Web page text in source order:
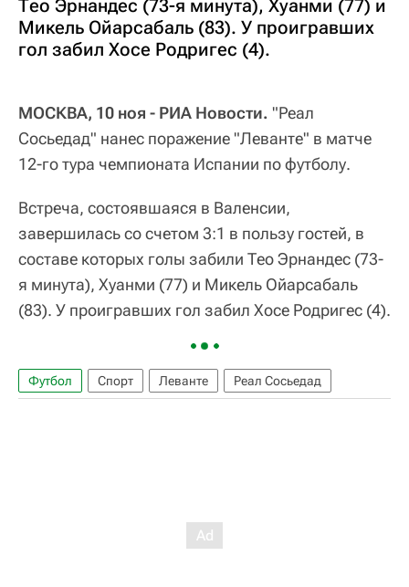
Тео Эрнандес (73-я минута), Хуанми (77) и
Микель Ойарсабаль (83). У проигравших
гол забил Хосе Родригес (4).
МОСКВА, 10 ноя - РИА Новости. "Реал
Сосьедад" нанес поражение "Леванте" в матче
12-го тура чемпионата Испании по футболу.
Встреча, состоявшаяся в Валенсии,
завершилась со счетом 3:1 в пользу гостей, в
составе которых голы забили Тео Эрнандес (73-
я минута), Хуанми (77) и Микель Ойарсабаль
(83). У проигравших гол забил Хосе Родригес (4).
Футбол Спорт Леванте Реал Сосьедад